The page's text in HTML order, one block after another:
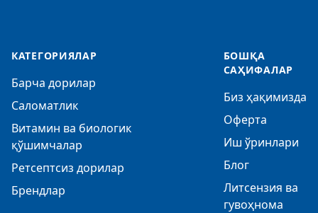
КАТЕГОРИЯЛАР
Барча дорилар
Саломатлик
Витамин ва биологик
қўшимчалар
Ретсептсиз дорилар
Брендлар
БОШҚА
САҲИФАЛАР
Биз ҳақимизда
Оферта
Иш ўринлари
Блог
Литсензия ва
гувоҳнома